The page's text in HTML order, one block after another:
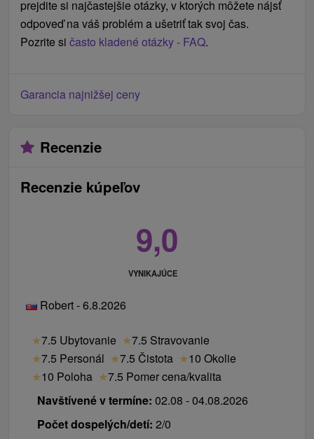
potvrdené ubytovanie pri zachovaní jeho štandardu.
Bonusy v cene pobytu sa v prípade ich nevyužitia
nenahrádzajú žiadnymi dodatočnými službami ani
prejdite si najčastejšie otázky, v ktorých môžete nájsť
odpoveď na váš problém a ušetriť tak svoj čas.
Pozrite si často kladené otázky - FAQ.
Garancia najnižšej ceny
Recenzie
Recenzie kúpeľov
9,0
VYNIKAJÚCE
Robert - 6.8.2026
★7.5 Ubytovanie ★7.5 Stravovanie
★7.5 Personál ★7.5 Čistota ★10 Okolie
★10 Poloha ★7.5 Pomer cena/kvalita
Navštívené v termíne: 02.08 - 04.08.2026
Počet dospelých/detí: 2/0